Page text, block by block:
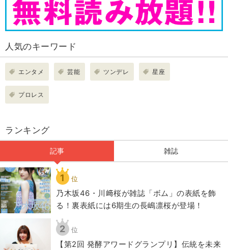
人気のキーワード
エンタメ 芸能 ツンデレ 星座
プロレス
ランキング
記事 雑誌
1 位
乃木坂46・川﨑桜が雑誌「ボム」の表紙を飾
る！裏表紙には6期生の長嶋凛桜が登場！
2 位
【第2回 発酵アワードグランプリ】伝統を未来